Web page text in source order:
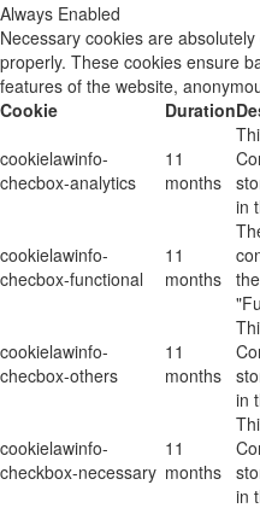
Always Enabled
Necessary cookies are
properly. These cookies ensure
features of the website,
Cookie
Duration
cookielawinfo-
checbox-analytics
11
months
in
cookielawinfo-
checbox-functional
11
months
cookielawinfo-
checbox-others
11
months
in
cookielawinfo-
checkbox-necessary
11
months
in